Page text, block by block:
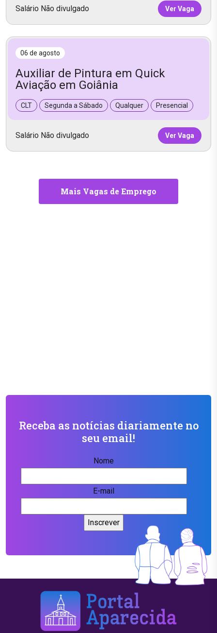
Salário Não divulgado Ver Vaga
06 de agosto
Auxiliar de Pintura em Quick
Aviação em Goiânia
CLT Segunda a Sábado Qualquer Presencial
Salário Não divulgado Ver Vaga
Mais Vagas de Emprego
Receba as notícias diariamente no
seu email!
Nome
E-mail